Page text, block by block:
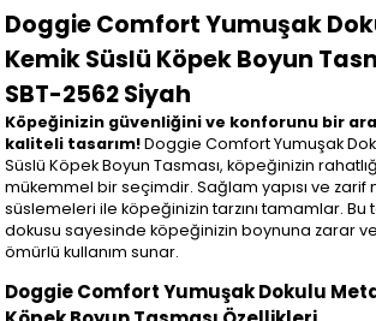
Doggie Comfort Yumuşak
Kemik Süslü Köpek Boyun
SBT-2562 Siyah
Köpeğinizin güvenliğini ve konforunu bir
kaliteli tasarım!Doggie Comfort Yumuşak
Süslü Köpek Boyun Tasması, köpeğinizin
mükemmel bir seçimdir. Sağlam yapısı ve zarif
süslemeleri ile köpeğinizin tarzını tamamlar. Bu
dokusu sayesinde köpeğinizin boynuna zarar
ömürlü kullanım sunar.
Doggie Comfort Yumuşak Dokulu